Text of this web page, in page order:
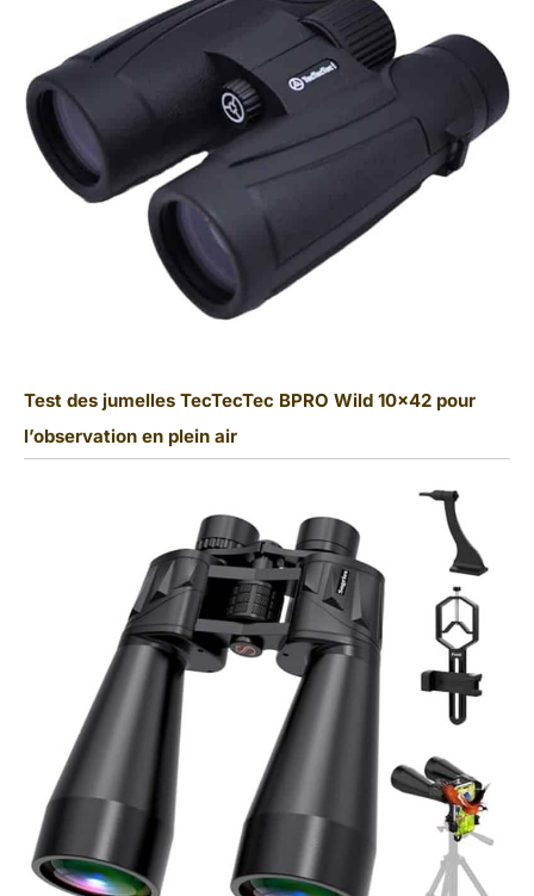
Test des jumelles TecTecTec BPRO Wild 10×42 pour
l’observation en plein air